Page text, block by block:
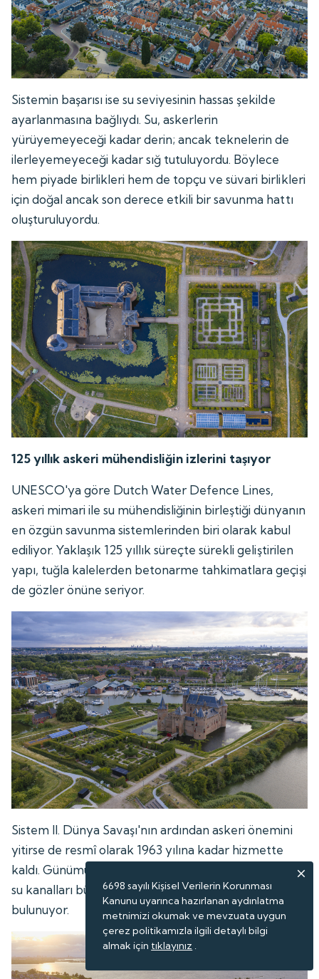
Sistemin başarısı ise su seviyesinin hassas şekilde
ayarlanmasına bağlıydı. Su, askerlerin
yürüyemeyeceği kadar derin; ancak teknelerin de
ilerleyemeyeceği kadar sığ tutuluyordu. Böylece
hem piyade birlikleri hem de topçu ve süvari birlikleri
için doğal ancak son derece etkili bir savunma hattı
oluşturuluyordu.
125 yıllık askeri mühendisliğin izlerini taşıyor
UNESCO'ya göre Dutch Water Defence Lines,
askeri mimari ile su mühendisliğinin birleştiği dünyanın
en özgün savunma sistemlerinden biri olarak kabul
ediliyor. Yaklaşık 125 yıllık süreçte sürekli geliştirilen
yapı, tuğla kalelerden betonarme tahkimatlara geçişi
de gözler önüne seriyor.
Sistem II. Dünya Savaşı'nın ardından askeri önemini
yitirse de resmî olarak 1963 yılına kadar hizmette
kaldı. Günümüzde ise kaleler, hendekler, bentler ve
su kanalları büyük ölçüde korunmuş durumda
bulunuyor.
6698 sayılı Kişisel Verilerin Korunması
Kanunu uyarınca hazırlanan aydınlatma
metnimizi okumak ve mevzuata uygun
çerez politikamızla ilgili detaylı bilgi
almak için tıklayınız .